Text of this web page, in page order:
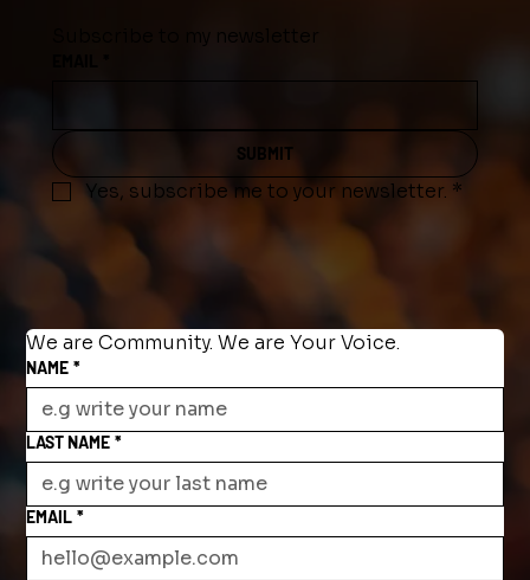
Subscribe to my newsletter
SUBMIT
Yes, subscribe me to your newsletter. *
We are Community. We are Your Voice.
NAME *
LAST NAME *
EMAIL *